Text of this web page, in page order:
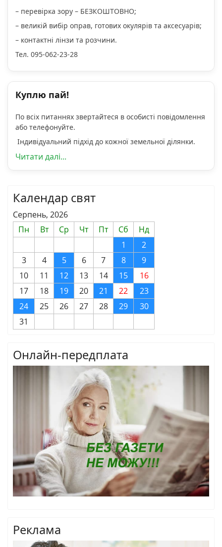
– перевірка зору – БЕЗКОШТОВНО;
– великій вибір оправ, готових окулярів та аксесуарів;
– контактні лінзи та розчини.
Тел. 095-062-23-28
Куплю пай!
По всіх питаннях звертайтеся в особисті повідомлення
або телефонуйте.
Індивідуальний підхід до кожної земельної ділянки.
Читати далі...
Календар свят
Серпень, 2026
Пн
Вт Ср Чт Пт Сб
Нд
1
2
3
4 5 6 7 8
9
10
11 12 13 14 15
16
17
18 19 20 21 22
23
24
25 26 27 28 29
30
31
Онлайн-передплата
Реклама